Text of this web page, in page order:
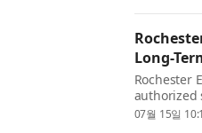
Long-
Rochester
authorized
provider of
07월 15일